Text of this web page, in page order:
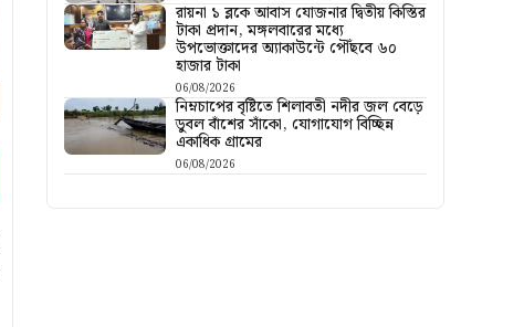
রায়না ১ ব্লকে আবাস যোজনার দ্বিতীয় কিস্তির
টাকা প্রদান, মঙ্গলবারের মধ্যে
উপভোক্তাদের অ্যাকাউন্টে পৌঁছবে ৬০
হাজার টাকা
06/08/2026
নিম্নচাপের বৃষ্টিতে শিলাবতী নদীর জল বেড়ে
ডুবল বাঁশের সাঁকো, যোগাযোগ বিচ্ছিন্ন
একাধিক গ্রামের
06/08/2026